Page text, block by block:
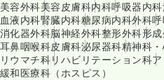
美容外科美容皮膚科内科呼吸器内科
血液内科腎臓内科糖尿病内科外科
消化器外科脳神経外科整形外科形
耳鼻咽喉科皮膚科泌尿器科精神科
リウマチ科リハビリテーション科
緩和医療科（ホスピス）